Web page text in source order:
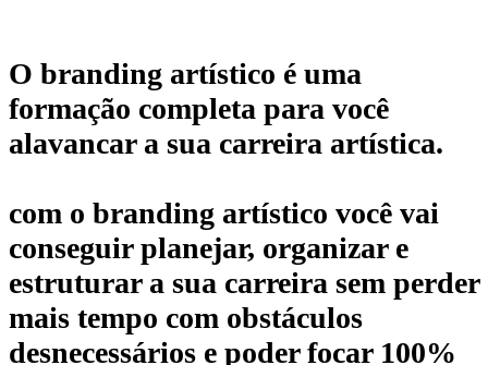
O branding artístico é uma
formação completa para você
alavancar a sua carreira artística.
com o branding artístico você vai
conseguir planejar, organizar e
estruturar a sua carreira sem perder
mais tempo com obstáculos
desnecessários e poder focar 100%